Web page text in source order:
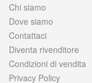
Chi siamo
Dove siamo
Contattaci
Diventa rivenditore
Condizioni di vendita
Privacy Policy